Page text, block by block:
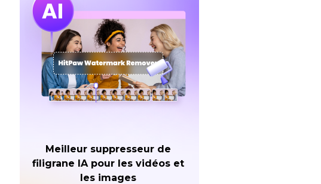
Meilleur suppresseur de
filigrane IA pour les vidéos et
les images